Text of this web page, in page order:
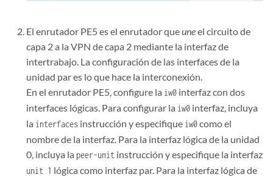
El enrutador PE5 es el enrutador queuneel circuito de
capa 2 a la VPN de capa 2 mediante la interfaz de
intertrabajo. La configuración de las interfaces de la
unidad par es lo que hace la interconexión.
En el enrutador PE5, configure la iw0 interfaz con dos
interfaces lógicas. Para configurar la iw0 interfaz, incluya
la interfaces instrucción y especifique iw0como el
nombre de la interfaz. Para la interfaz lógica de la unidad
0, incluya lapeer-unit instrucción y especifique la interfaz
unit 1 lógica como interfaz par. Para la interfaz lógica de